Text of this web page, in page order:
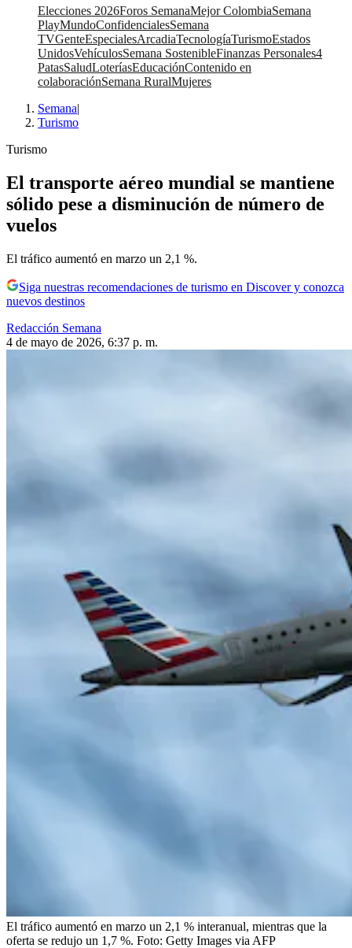
Elecciones 2026Foros SemanaMejor ColombiaSemana
PlayMundoConfidencialesSemana
TVGenteEspecialesArcadiaTecnologíaTurismoEstados
UnidosVehículosSemana SostenibleFinanzas Personales4
PatasSaludLoteríasEducaciónContenido en
colaboraciónSemana RuralMujeres
Semana|
Turismo
Turismo
El transporte aéreo mundial se mantiene
sólido pese a disminución de número de
vuelos
El tráfico aumentó en marzo un 2,1 %.
Siga nuestras recomendaciones de turismo en Discover y conozca
nuevos destinos
Redacción Semana
4 de mayo de 2026, 6:37 p. m.
El tráfico aumentó en marzo un 2,1 % interanual, mientras que la
oferta se redujo un 1,7 %. Foto: Getty Images via AFP